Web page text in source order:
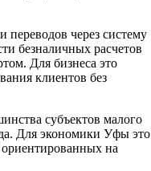
через систему
безналичных расчетов
Для бизнеса это
клиентов без
субъектов малого
Для экономики Уфы это
ориентированных на